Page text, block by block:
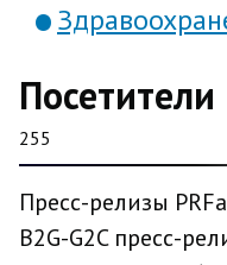
Посетители
255
Пресс-релизы
B2G-G2C пресс-